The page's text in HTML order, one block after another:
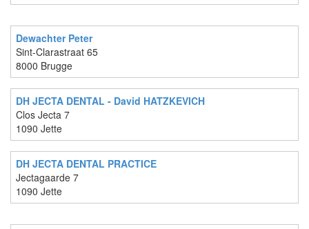
Dewachter Peter
Sint-Clarastraat 65
8000 Brugge
DH JECTA DENTAL - David HATZKEVICH
Clos Jecta 7
1090 Jette
DH JECTA DENTAL PRACTICE
Jectagaarde 7
1090 Jette